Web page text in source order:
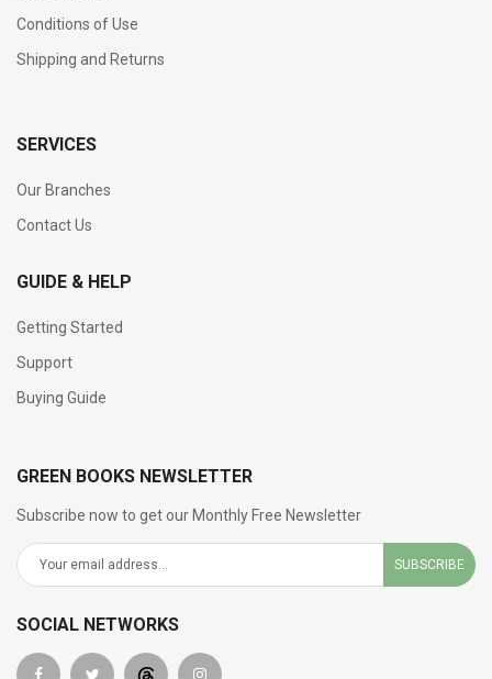
Conditions of Use
Shipping and Returns
SERVICES
Our Branches
Contact Us
GUIDE & HELP
Getting Started
Support
Buying Guide
GREEN BOOKS NEWSLETTER
Subscribe now to get our Monthly Free Newsletter
SUBSCRIBE
SOCIAL NETWORKS